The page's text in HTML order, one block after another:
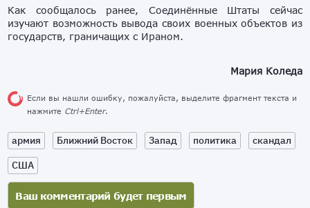
Как сообщалось ранее, Соединённые Штаты сейчас
изучают возможность вывода своих военных объектов из
государств, граничащих с Ираном.
Мария Коледа
Если вы нашли ошибку, пожалуйста, выделите фрагмент текста и
нажмите Ctrl+Enter.
армия Ближний Восток Запад политика
скандал
США